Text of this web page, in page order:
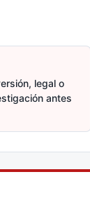
legal o
antes